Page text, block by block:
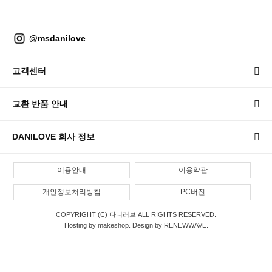
@msdanilove
고객센터
교환 반품 안내
DANILOVE 회사 정보
이용안내 이용약관
개인정보처리방침 PC버전
COPYRIGHT (C) 다니러브 ALL RIGHTS RESERVED.
Hosting by makeshop. Design by RENEWWAVE.